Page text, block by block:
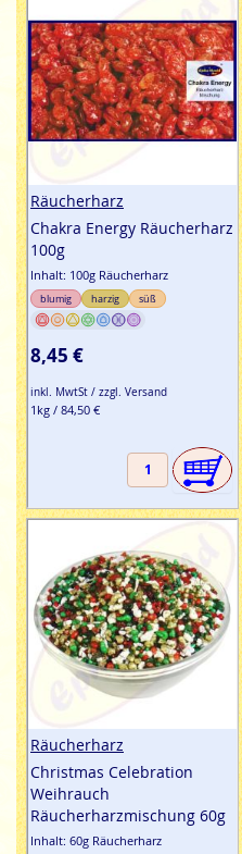
Räucherharz
Chakra Energy Räucherharz
100g
Inhalt: 100g Räucherharz
blumig harzig süß
8,45 €
inkl. MwtSt / zzgl. Versand
1kg / 84,50 €
Räucherharz
Christmas Celebration
Weihrauch
Räucherharzmischung 60g
Inhalt: 60g Räucherharz